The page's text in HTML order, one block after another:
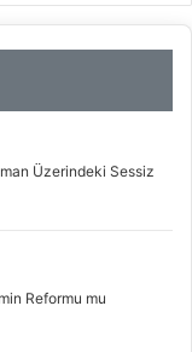
Üzerindeki Sessiz
Reformu mu